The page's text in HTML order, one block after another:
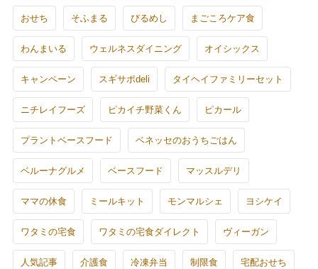
おせち そふまる びるめし まごころケア食
わんまいる ウェルネスダイニング オイシックス
キャンペーン スギサポdeli タイヘイファミリーセット
ニチレイフーズ ピカイチ野菜くん ピカール
プラントベースフード ベネッセのおうちごはん
ベルーナグルメ ベースフード マッスルデリ
ママの休食 ミールキット モンマルシェ ヨシケイ
ワタミの宅食 ワタミの宅食ダイレクト ヴィーガン
人気記事 介護食 冷凍弁当 制限食 宅配おせち